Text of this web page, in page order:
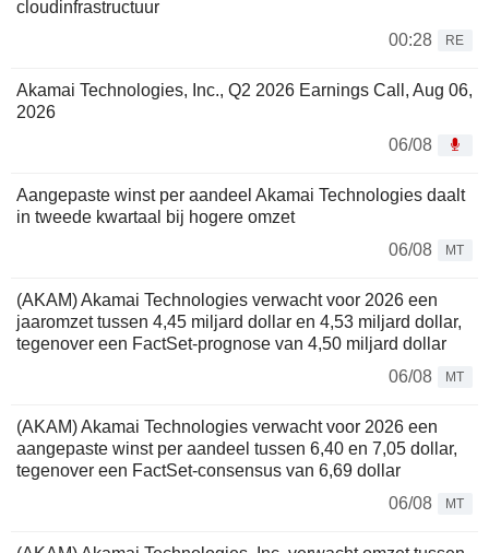
cloudinfrastructuur
00:28
RE
Akamai Technologies, Inc., Q2 2026 Earnings Call, Aug 06,
2026
06/08
Aangepaste winst per aandeel Akamai Technologies daalt
in tweede kwartaal bij hogere omzet
06/08
MT
(AKAM) Akamai Technologies verwacht voor 2026 een
jaaromzet tussen 4,45 miljard dollar en 4,53 miljard dollar,
tegenover een FactSet-prognose van 4,50 miljard dollar
06/08
MT
(AKAM) Akamai Technologies verwacht voor 2026 een
aangepaste winst per aandeel tussen 6,40 en 7,05 dollar,
tegenover een FactSet-consensus van 6,69 dollar
06/08
MT